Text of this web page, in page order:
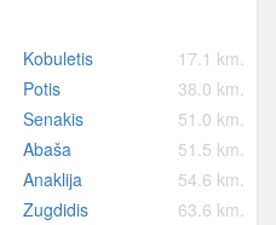
Kobuletis
17.1 km.
Potis
38.0 km.
Senakis
51.0 km.
Abaša
51.5 km.
Anaklija
54.6 km.
Zugdidis 63.6 km.